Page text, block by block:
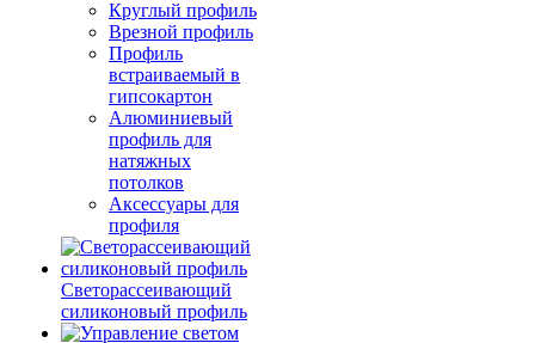
Круглый профиль
Врезной профиль
Профиль
встраиваемый в
гипсокартон
Алюминиевый
профиль для
натяжных
потолков
Аксессуары для
профиля
Светорассеивающий
силиконовый профиль